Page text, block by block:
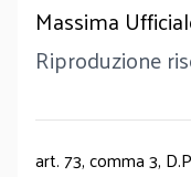
Massima
Riproduzione
art. 73, comma 3,